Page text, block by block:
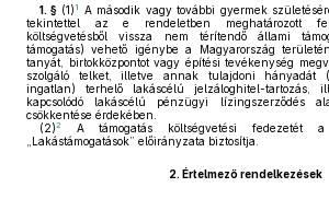
1. § (1) 1
A második vagy további gyermek
tekintettel az e rendeletben meghatározott
költségvetésből vissza nem térítendő állami
támogatás) vehető igénybe a Magyarország
tanyát, birtokközpontot vagy építési tevékenység
szolgáló telket, illetve annak tulajdoni hányadát
ingatlan) terhelő lakáscélú jelzáloghitel-tartozás,
kapcsolódó lakáscélú pénzügyi lízingszerződés
csökkentése érdekében.
(2)2
A támogatás költségvetési fedezetét a
„Lakástámogatások” előirányzata biztosítja.
2. Értelmező rendelkezések